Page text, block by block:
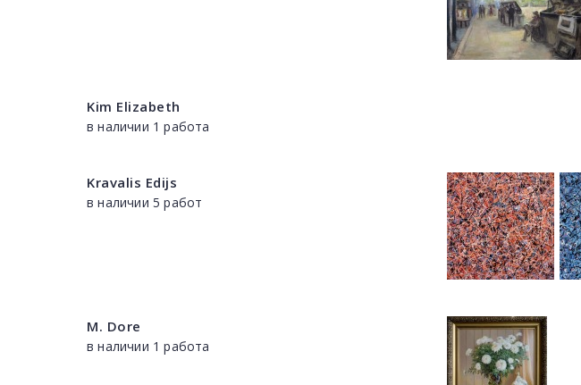
Kim Elizabeth
в наличии 1 работа
Kravalis Edijs
в наличии 5 работ
M. Dore
в наличии 1 работа